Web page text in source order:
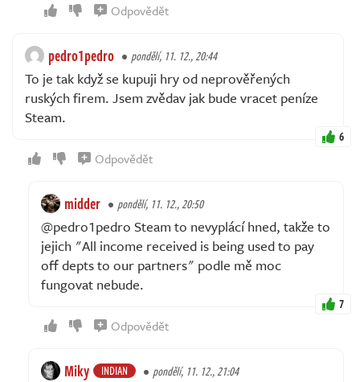
Odpovědět
pedro1pedro pondělí, 11. 12., 20:44
To je tak když se kupuji hry od neprověřených
ruských firem. Jsem zvědav jak bude vracet peníze
Steam.
6
Odpovědět
midder pondělí, 11. 12., 20:50
@pedro1pedro Steam to nevyplácí hned, takže to
jejich "All income received is being used to pay
off depts to our partners" podle mě moc
fungovat nebude.
7
Odpovědět
Miky INDIAN pondělí, 11. 12., 21:04